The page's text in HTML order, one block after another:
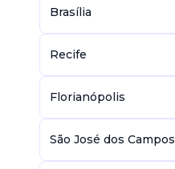
Brasília
Recife
Florianópolis
São José dos Campos